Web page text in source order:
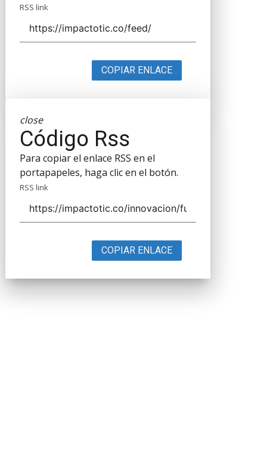
RSS link
COPIAR ENLACE
close
Código Rss
Para copiar el enlace RSS en el
portapapeles, haga clic en el botón.
RSS link
COPIAR ENLACE